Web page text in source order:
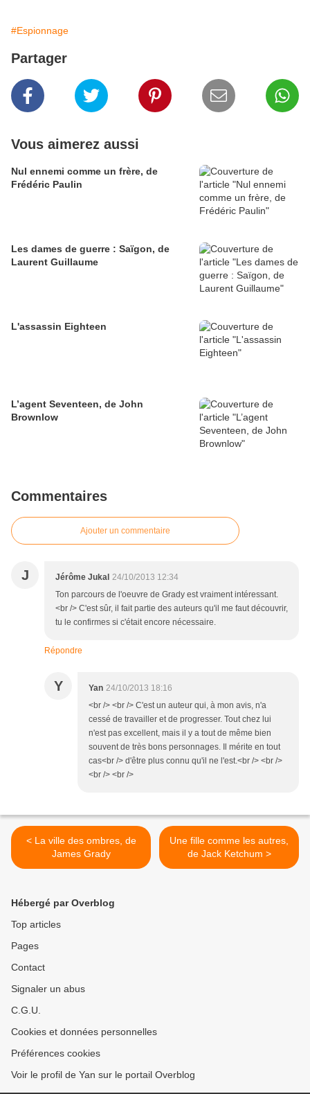
#Espionnage
Partager
Vous aimerez aussi
Nul ennemi comme un frère, de
Frédéric Paulin
Les dames de guerre : Saïgon, de
Laurent Guillaume
L'assassin Eighteen
L’agent Seventeen, de John
Brownlow
Commentaires
Ajouter un commentaire
J Jérôme Jukal 24/10/2013 12:34
Ton parcours de l'oeuvre de Grady est vraiment intéressant.
<br /> C'est sûr, il fait partie des auteurs qu'il me faut découvrir,
tu le confirmes si c'était encore nécessaire.
Répondre
Y Yan 24/10/2013 18:16
<br /> <br /> C'est un auteur qui, à mon avis, n'a
cessé de travailler et de progresser. Tout chez lui
n'est pas excellent, mais il y a tout de même bien
souvent de très bons personnages. Il mérite en tout
cas<br /> d'être plus connu qu'il ne l'est.<br /> <br />
<br /> <br />
< La ville des ombres, de
James Grady
Une fille comme les autres,
de Jack Ketchum >
Hébergé par Overblog
Top articles
Pages
Contact
Signaler un abus
C.G.U.
Cookies et données personnelles
Préférences cookies
Voir le profil de Yan sur le portail Overblog